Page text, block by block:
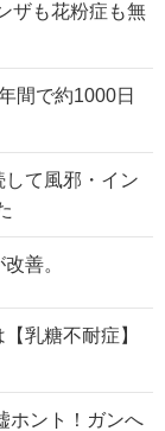
ザも花粉症も無
間で約1000日
して風邪・イン
善。
乳糖不耐症】
ホント！ガンへ